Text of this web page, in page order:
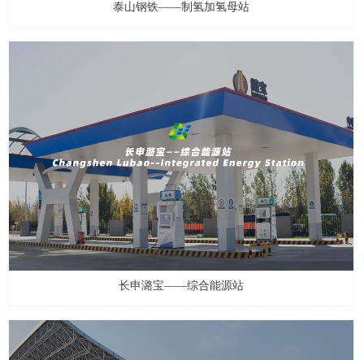
泰山钢铁——制氢加氢母站
长申潞宝——综合能源站